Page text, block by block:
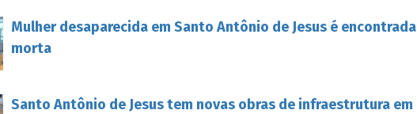
Mulher desaparecida em Santo Antônio de Jesus é encontrada
morta
Santo Antônio de Jesus tem novas obras de infraestrutura em